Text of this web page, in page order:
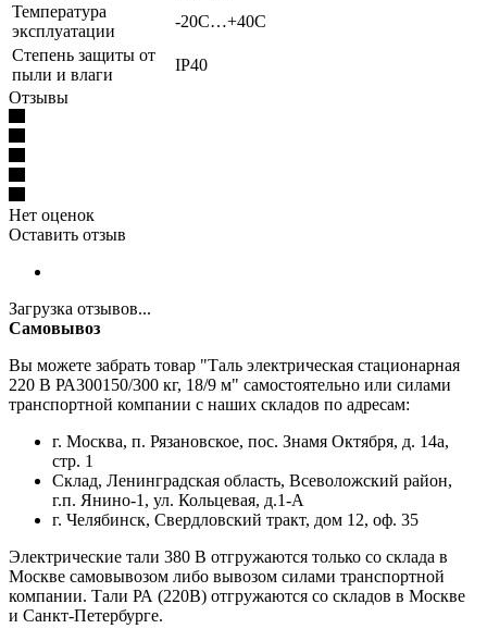
Температура
эксплуатации
-20С…+40С
Степень защиты от
пыли и влаги
IP40
Отзывы
Нет оценок
Оставить отзыв
Загрузка отзывов...
Самовывоз
Вы можете забрать товар "Таль электрическая стационарная
220 В РА300150/300 кг, 18/9 м" самостоятельно или силами
транспортной компании с наших складов по адресам:
г. Москва, п. Рязановское, пос. Знамя Октября, д. 14а,
стр. 1
Склад, Ленинградская область, Всеволожский район,
г.п. Янино-1, ул. Кольцевая, д.1-А
г. Челябинск, Свердловский тракт, дом 12, оф. 35
Электрические тали 380 В отгружаются только со склада в
Москве самовывозом либо вывозом силами транспортной
компании. Тали РА (220В) отгружаются со складов в Москве
и Санкт-Петербурге.